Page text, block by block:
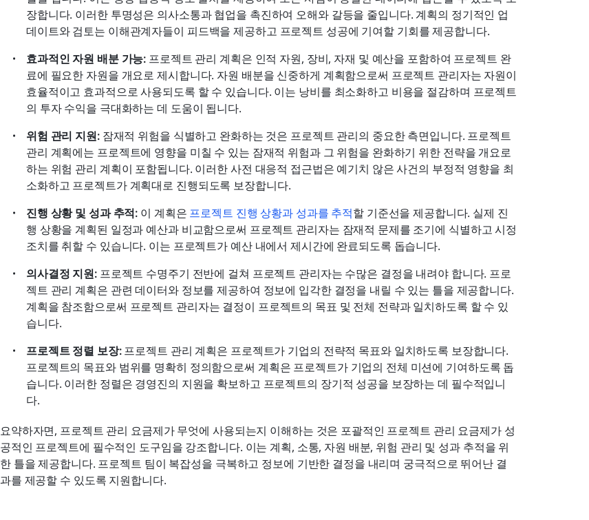
장합니다. 이러한 투명성은 의사소통과 협업을 촉진하여 오해와 갈등을 줄입니다. 계획의 정기적인 업
데이트와 검토는 이해관계자들이 피드백을 제공하고 프로젝트 성공에 기여할 기회를 제공합니다.
효과적인 자원 배분 가능: 프로젝트 관리 계획은 인적 자원, 장비, 자재 및 예산을 포함하여 프로젝트 완
료에 필요한 자원을 개요로 제시합니다. 자원 배분을 신중하게 계획함으로써 프로젝트 관리자는 자원이
효율적이고 효과적으로 사용되도록 할 수 있습니다. 이는 낭비를 최소화하고 비용을 절감하며 프로젝트
의 투자 수익을 극대화하는 데 도움이 됩니다.
위험 관리 지원: 잠재적 위험을 식별하고 완화하는 것은 프로젝트 관리의 중요한 측면입니다. 프로젝트
관리 계획에는 프로젝트에 영향을 미칠 수 있는 잠재적 위험과 그 위험을 완화하기 위한 전략을 개요로
하는 위험 관리 계획이 포함됩니다. 이러한 사전 대응적 접근법은 예기치 않은 사건의 부정적 영향을 최
소화하고 프로젝트가 계획대로 진행되도록 보장합니다.
진행 상황 및 성과 추적: 이 계획은 프로젝트 진행 상황과 성과를 추적할 기준선을 제공합니다. 실제 진
행 상황을 계획된 일정과 예산과 비교함으로써 프로젝트 관리자는 잠재적 문제를 조기에 식별하고 시정
조치를 취할 수 있습니다. 이는 프로젝트가 예산 내에서 제시간에 완료되도록 돕습니다.
의사결정 지원: 프로젝트 수명주기 전반에 걸쳐 프로젝트 관리자는 수많은 결정을 내려야 합니다. 프로
젝트 관리 계획은 관련 데이터와 정보를 제공하여 정보에 입각한 결정을 내릴 수 있는 틀을 제공합니다.
계획을 참조함으로써 프로젝트 관리자는 결정이 프로젝트의 목표 및 전체 전략과 일치하도록 할 수 있
습니다.
프로젝트 정렬 보장: 프로젝트 관리 계획은 프로젝트가 기업의 전략적 목표와 일치하도록 보장합니다.
프로젝트의 목표와 범위를 명확히 정의함으로써 계획은 프로젝트가 기업의 전체 미션에 기여하도록 돕
습니다. 이러한 정렬은 경영진의 지원을 확보하고 프로젝트의 장기적 성공을 보장하는 데 필수적입니
다.
요약하자면, 프로젝트 관리 요금제가 무엇에 사용되는지 이해하는 것은 포괄적인 프로젝트 관리 요금제가 성
공적인 프로젝트에 필수적인 도구임을 강조합니다. 이는 계획, 소통, 자원 배분, 위험 관리 및 성과 추적을 위
한 틀을 제공합니다. 프로젝트 팀이 복잡성을 극복하고 정보에 기반한 결정을 내리며 궁극적으로 뛰어난 결
과를 제공할 수 있도록 지원합니다.